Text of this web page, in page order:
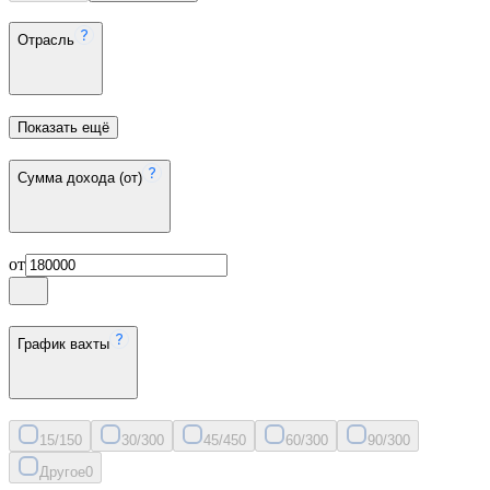
Отрасль
Показать ещё
Сумма дохода (от)
от
График вахты
15/150 30/300 45/450 60/300 90/300
Другое0